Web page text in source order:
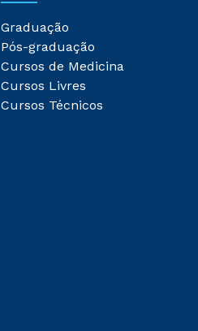
Graduação
Pós-graduação
Cursos de Medicina
Cursos Livres
Cursos Técnicos